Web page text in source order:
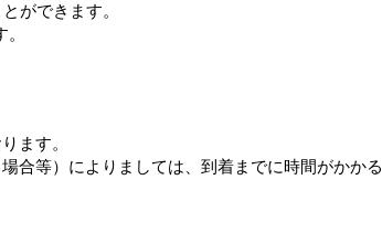
ができます。
ます。
合等）によりましては、到着までに時間がかかる